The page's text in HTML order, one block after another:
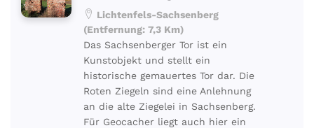
Lichtenfels-Sachsenberg
(Entfernung: 7,3 Km)
Das Sachsenberger Tor ist ein
Kunstobjekt und stellt ein
historische gemauertes Tor dar. Die
Roten Ziegeln sind eine Anlehnung
an die alte Ziegelei in Sachsenberg.
Für Geocacher liegt auch hier ein